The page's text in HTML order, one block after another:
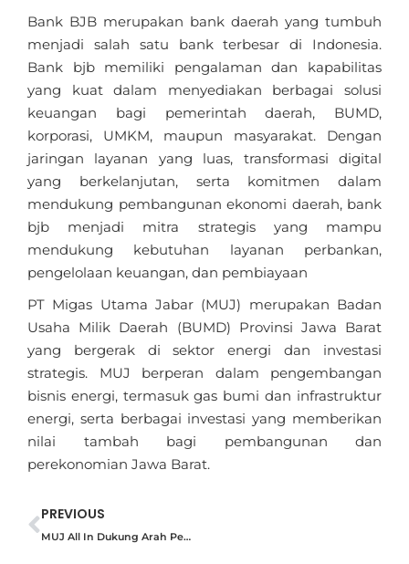
Bank BJB merupakan bank daerah yang tumbuh
menjadi salah satu bank terbesar di Indonesia.
Bank bjb memiliki pengalaman dan kapabilitas
yang kuat dalam menyediakan berbagai solusi
keuangan bagi pemerintah daerah, BUMD,
korporasi, UMKM, maupun masyarakat. Dengan
jaringan layanan yang luas, transformasi digital
yang berkelanjutan, serta komitmen dalam
mendukung pembangunan ekonomi daerah, bank
bjb menjadi mitra strategis yang mampu
mendukung kebutuhan layanan perbankan,
pengelolaan keuangan, dan pembiayaan
PT Migas Utama Jabar (MUJ) merupakan Badan
Usaha Milik Daerah (BUMD) Provinsi Jawa Barat
yang bergerak di sektor energi dan investasi
strategis. MUJ berperan dalam pengembangan
bisnis energi, termasuk gas bumi dan infrastruktur
energi, serta berbagai investasi yang memberikan
nilai tambah bagi pembangunan dan
perekonomian Jawa Barat.
PREVIOUS
MUJ All In Dukung Arah Pembangunan Gubernur Jabar